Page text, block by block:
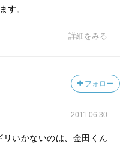
す。
詳細をみる
フォロー
2011.06.30
いかないのは、金田くん